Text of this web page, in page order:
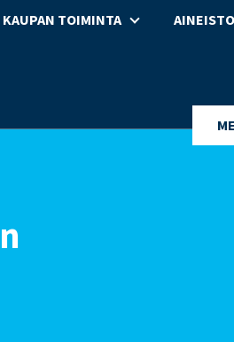
KAUPAN TOIMINTA